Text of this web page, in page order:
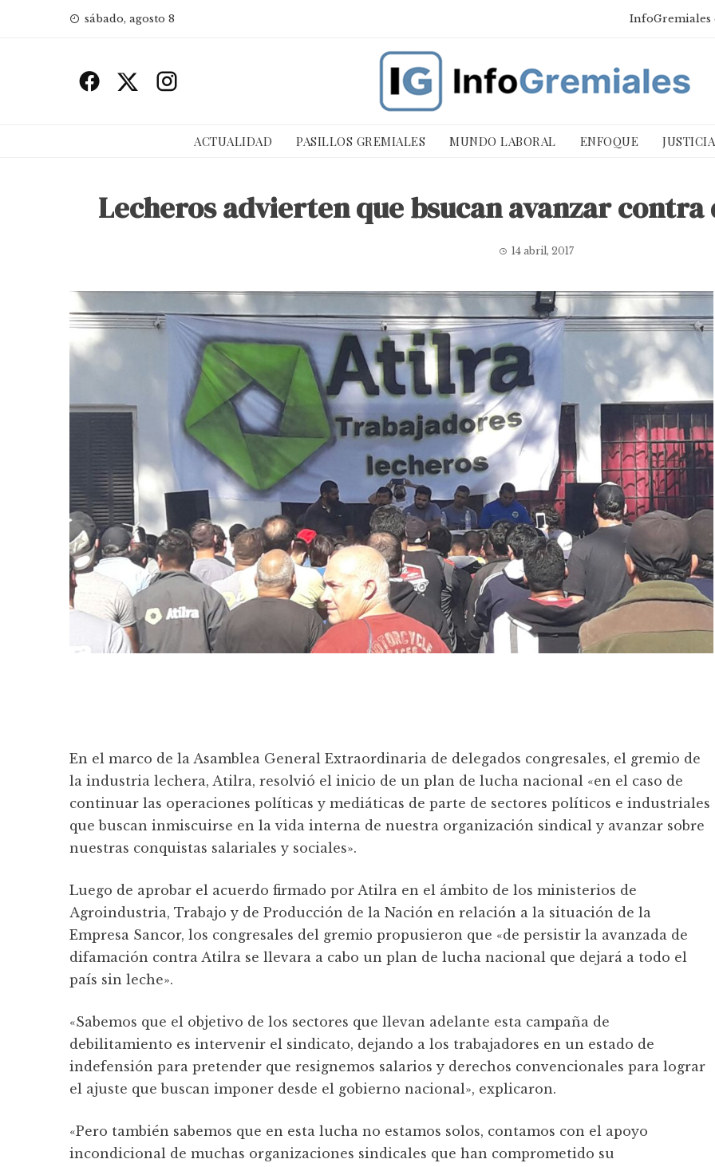
sábado, agosto 8 InfoGremiales
ACTUALIDAD PASILLOS GREMIALES MUNDO LABORAL ENFOQUE
Lecheros advierten que bsucan avanzar
14 abril, 2017
En el marco de la Asamblea General Extraordinaria de delegados congresales, el gremio de
la industria lechera, Atilra, resolvió el inicio de un plan de lucha nacional «en el caso de
continuar las operaciones políticas y mediáticas de parte de sectores políticos e industriales
que buscan inmiscuirse en la vida interna de nuestra organización sindical y avanzar sobre
nuestras conquistas salariales y sociales».
Luego de aprobar el acuerdo firmado por Atilra en el ámbito de los ministerios de
Agroindustria, Trabajo y de Producción de la Nación en relación a la situación de la
Empresa Sancor, los congresales del gremio propusieron que «de persistir la avanzada de
difamación contra Atilra se llevara a cabo un plan de lucha nacional que dejará a todo el
país sin leche».
«Sabemos que el objetivo de los sectores que llevan adelante esta campaña de
debilitamiento es intervenir el sindicato, dejando a los trabajadores en un estado de
indefensión para pretender que resignemos salarios y derechos convencionales para lograr
el ajuste que buscan imponer desde el gobierno nacional», explicaron.
«Pero también sabemos que en esta lucha no estamos solos, contamos con el apoyo
incondicional de muchas organizaciones sindicales que han comprometido su